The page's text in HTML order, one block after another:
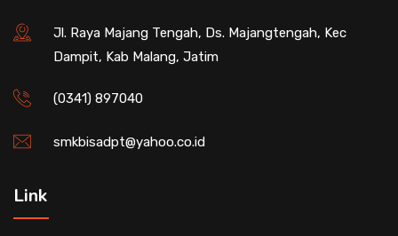
Jl. Raya Majang Tengah, Ds. Majangtengah, Kec
Dampit, Kab Malang, Jatim
(0341) 897040
smkbisadpt@yahoo.co.id
Link